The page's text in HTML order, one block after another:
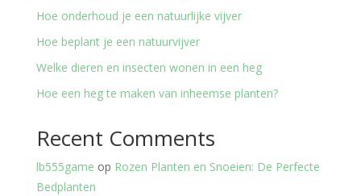
Hoe onderhoud je een natuurlijke vijver
Hoe beplant je een natuurvijver
Welke dieren en insecten wonen in een heg
Hoe een heg te maken van inheemse planten?
Recent Comments
lb555game op Rozen Planten en Snoeien: De Perfecte
Bedplanten